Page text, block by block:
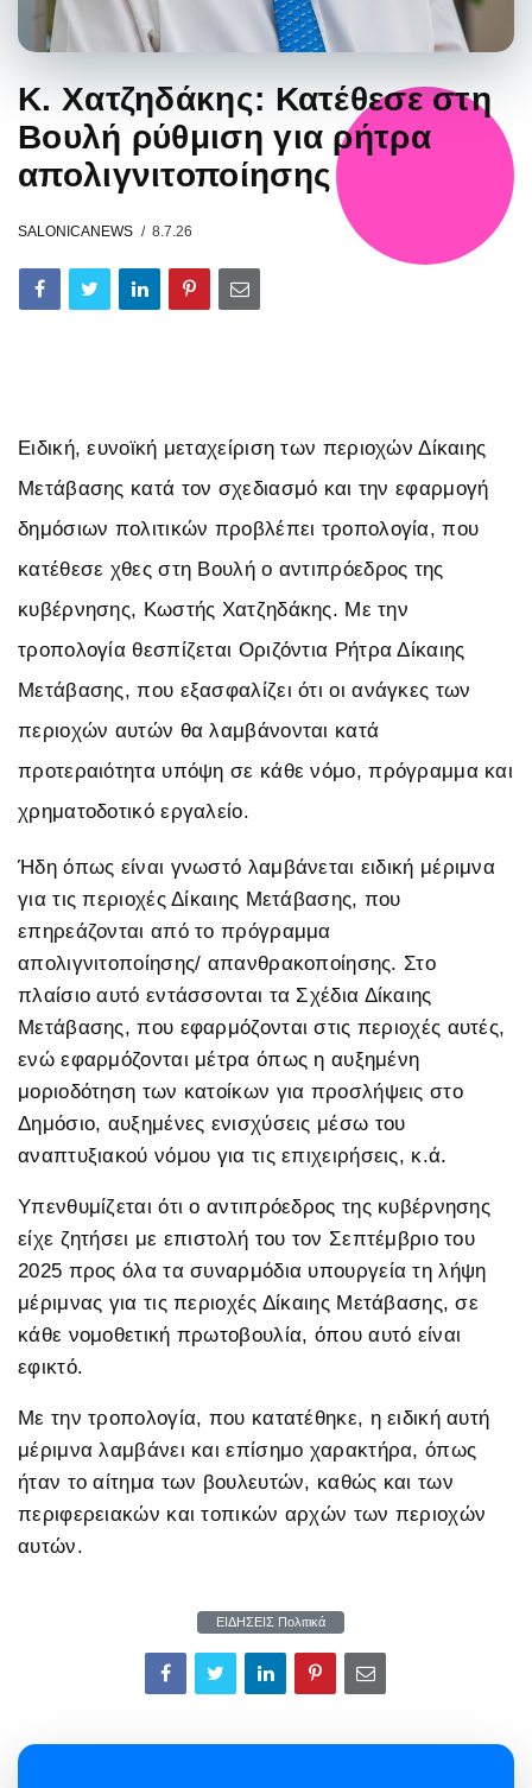
Κ. Χατζηδάκης: Κατέθεσε στη
Βουλή ρύθμιση για ρήτρα
απολιγνιτοποίησης
SALONICANEWS 8.7.26
Ειδική, ευνοϊκή μεταχείριση των περιοχών Δίκαιης
Μετάβασης κατά τον σχεδιασμό και την εφαρμογή
δημόσιων πολιτικών προβλέπει τροπολογία, που
κατέθεσε χθες στη Βουλή ο αντιπρόεδρος της
κυβέρνησης, Κωστής Χατζηδάκης. Με την
τροπολογία θεσπίζεται Οριζόντια Ρήτρα Δίκαιης
Μετάβασης, που εξασφαλίζει ότι οι ανάγκες των
περιοχών αυτών θα λαμβάνονται κατά
προτεραιότητα υπόψη σε κάθε νόμο, πρόγραμμα και
χρηματοδοτικό εργαλείο.
Ήδη όπως είναι γνωστό λαμβάνεται ειδική μέριμνα
για τις περιοχές Δίκαιης Μετάβασης, που
επηρεάζονται από το πρόγραμμα
απολιγνιτοποίησης/ απανθρακοποίησης. Στο
πλαίσιο αυτό εντάσσονται τα Σχέδια Δίκαιης
Μετάβασης, που εφαρμόζονται στις περιοχές αυτές,
ενώ εφαρμόζονται μέτρα όπως η αυξημένη
μοριοδότηση των κατοίκων για προσλήψεις στο
Δημόσιο, αυξημένες ενισχύσεις μέσω του
αναπτυξιακού νόμου για τις επιχειρήσεις, κ.ά.
Υπενθυμίζεται ότι ο αντιπρόεδρος της κυβέρνησης
είχε ζητήσει με επιστολή του τον Σεπτέμβριο του
2025 προς όλα τα συναρμόδια υπουργεία τη λήψη
μέριμνας για τις περιοχές Δίκαιης Μετάβασης, σε
κάθε νομοθετική πρωτοβουλία, όπου αυτό είναι
εφικτό.
Με την τροπολογία, που κατατέθηκε, η ειδική αυτή
μέριμνα λαμβάνει και επίσημο χαρακτήρα, όπως
ήταν το αίτημα των βουλευτών, καθώς και των
περιφερειακών και τοπικών αρχών των περιοχών
αυτών.
ΕΙΔΗΣΕΙΣ Πολιτικά